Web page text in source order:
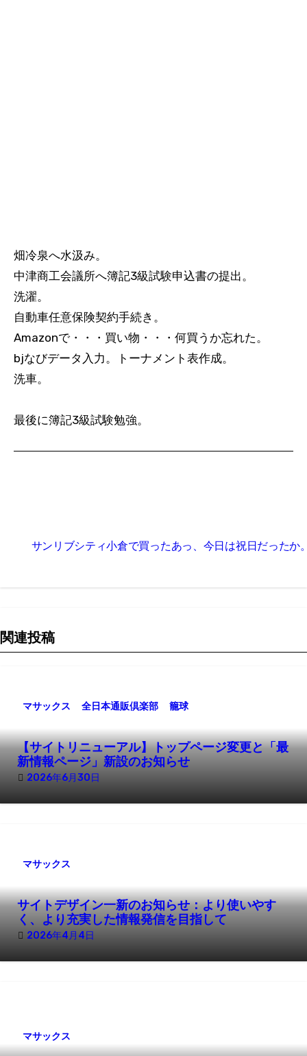
畑冷泉へ水汲み。
中津商工会議所へ簿記3級試験申込書の提出。
洗濯。
自動車任意保険契約手続き。
Amazonで・・・買い物・・・何買うか忘れた。
bjなびデータ入力。トーナメント表作成。
洗車。
最後に簿記3級試験勉強。
ゲ
シ
ョ
ン
サンリブシティ小倉で買ったあっ、今日は祝日だったか
関連投稿
マサックス 全日本通販倶楽部 籠球
【サイトリニューアル】トップページ変更と「最
新情報ページ」新設のお知らせ
2026年6月30日
マサックス
サイトデザイン一新のお知らせ：より使いやす
く、より充実した情報発信を目指して
2026年4月4日
マサックス